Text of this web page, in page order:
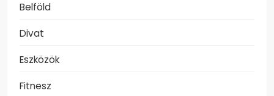
Belföld
Divat
Eszközök
Fitnesz